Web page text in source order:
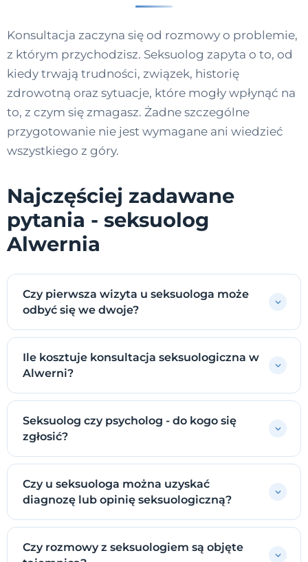
Konsultacja zaczyna się od rozmowy o problemie,
z którym przychodzisz. Seksuolog zapyta o to, od
kiedy trwają trudności, związek, historię
zdrowotną oraz sytuacje, które mogły wpłynąć na
to, z czym się zmagasz. Żadne szczególne
przygotowanie nie jest wymagane ani wiedzieć
wszystkiego z góry.
Najczęściej zadawane
pytania - seksuolog
Alwernia
Czy pierwsza wizyta u seksuologa może
odbyć się we dwoje?
Ile kosztuje konsultacja seksuologiczna w
Alwerni?
Seksuolog czy psycholog - do kogo się
zgłosić?
Czy u seksuologa można uzyskać
diagnozę lub opinię seksuologiczną?
Czy rozmowy z seksuologiem są objęte